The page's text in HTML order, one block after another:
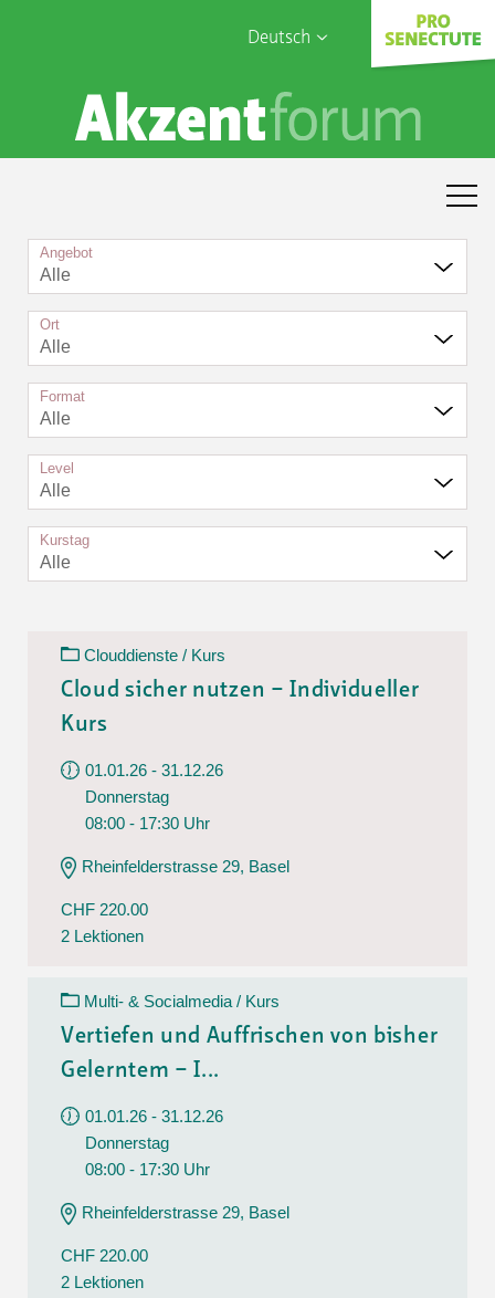
Deutsch
English
Français
Sophia Care
Angebot
Alle
Ort
Alle
Format
Alle
Level
Alle
Kurstag
Alle
Clouddienste / Kurs
Cloud sicher nutzen – Individueller
Kurs
01.01.26 - 31.12.26
Donnerstag
08:00 - 17:30 Uhr
Rheinfelderstrasse 29, Basel
CHF 220.00
2 Lektionen
Multi- & Socialmedia / Kurs
Vertiefen und Auffrischen von bisher
Gelerntem – I...
01.01.26 - 31.12.26
Donnerstag
08:00 - 17:30 Uhr
Rheinfelderstrasse 29, Basel
CHF 220.00
2 Lektionen